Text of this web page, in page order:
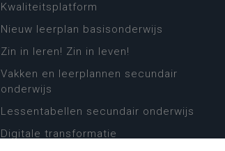
Kwaliteitsplatform
Nieuw leerplan basisonderwijs
Zin in leren! Zin in leven!
Vakken en leerplannen secundair
onderwijs
Lessentabellen secundair onderwijs
Digitale transformatie